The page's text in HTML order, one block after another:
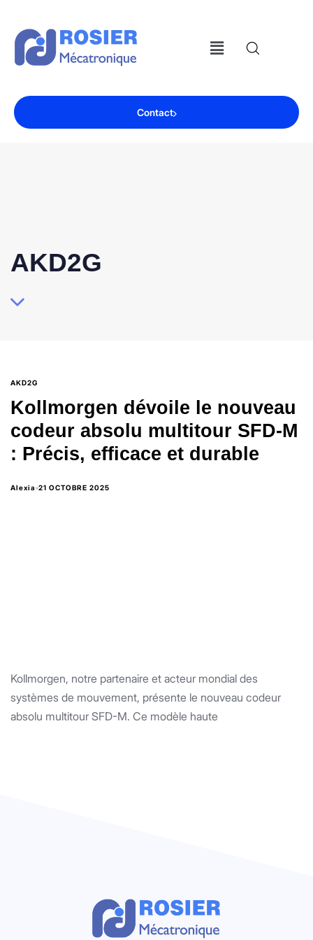
Contact
AKD2G
AKD2G
Kollmorgen dévoile le nouveau
codeur absolu multitour SFD-M
: Précis, efficace et durable
Alexia 21 OCTOBRE 2025
Kollmorgen, notre partenaire et acteur mondial des
systèmes de mouvement, présente le nouveau codeur
absolu multitour SFD-M. Ce modèle haute